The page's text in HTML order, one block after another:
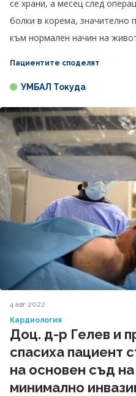
се храни, а месец след
болки в корема, значително
към нормален начин на
Пациентите споделят
УМБАЛ Токуда
4 авг 2022
Кардиология
Доц. д-р Гелев и
спасиха пациент
на основен съд
минимално